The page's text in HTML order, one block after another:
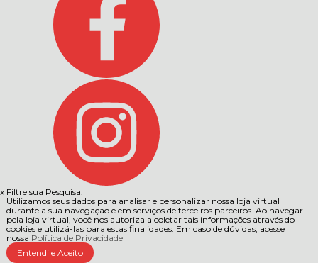
x Filtre sua Pesquisa:
Utilizamos seus dados para analisar e personalizar nossa loja virtual
durante a sua navegação e em serviços de terceiros parceiros. Ao navegar
pela loja virtual, você nos autoriza a coletar tais informações através do
cookies e utilizá-las para estas finalidades. Em caso de dúvidas, acesse
nossa Política de Privacidade
Entendi e Aceito